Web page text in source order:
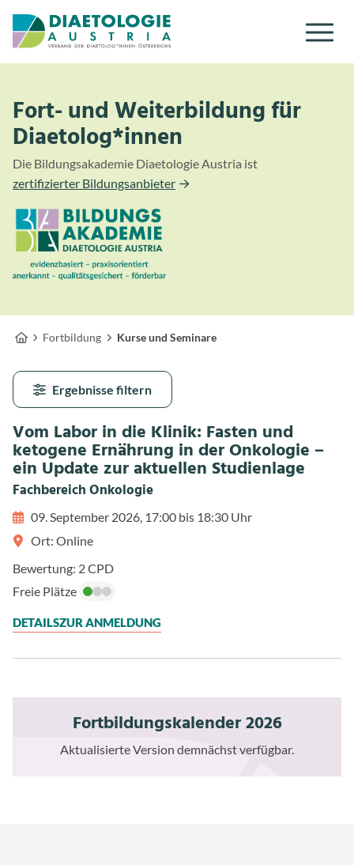
Zum Inhalt
Zum Menü
Fort- und Weiterbildung für
Diaetolog*innen
Die Bildungsakademie Diaetologie Austria ist
zertifizierter Bildungsanbieter
Fortbildung Kurse und Seminare
Ergebnisse filtern
Vom Labor in die Klinik: Fasten und
ketogene Ernährung in der Onkologie –
ein Update zur aktuellen Studienlage
Fachbereich Onkologie
09. September 2026, 17:00 bis 18:30 Uhr
Ort: Online
Freie Plätze
Bewertung: 2 CPD
DETAILSZUR ANMELDUNG
Fortbildungskalender 2026
Aktualisierte Version demnächst verfügbar.